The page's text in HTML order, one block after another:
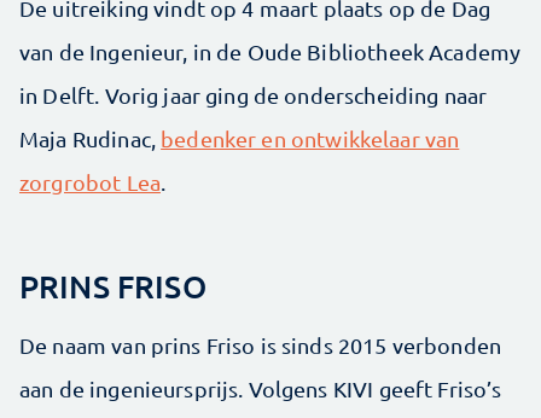
De uitreiking vindt op 4 maart plaats op de Dag
van de Ingenieur, in de Oude Bibliotheek Academy
in Delft. Vorig jaar ging de onderscheiding naar
Maja Rudinac, bedenker en ontwikkelaar van
zorgrobot Lea.
PRINS FRISO
De naam van prins Friso is sinds 2015 verbonden
aan de ingenieursprijs. Volgens KIVI geeft Friso’s